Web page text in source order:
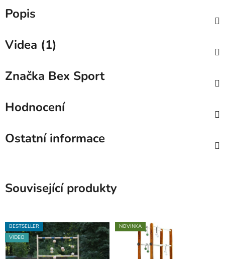
Popis
Videa (1)
Značka Bex Sport
Hodnocení
Ostatní informace
Související produkty
BESTSELLER
VIDEO
NOVINKA